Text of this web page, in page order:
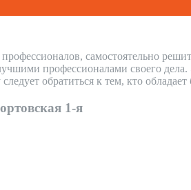
самостоятельно
профессионалами своего дела.
обратиться к тем, кто
1-я